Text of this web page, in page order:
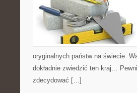
oryginalnych państw na świecie.
dokładnie zwiedzić ten kraj…
zdecydować […]